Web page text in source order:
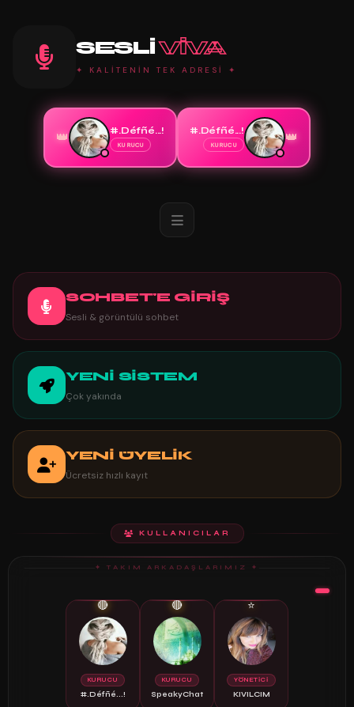
SESLIVIVA
✦ KALİTENİN TEK ADRESİ ✦
👑 #.Défñé...!
KURUCU 👑
#.Défñé...!
KURUCU
SOHBET'E GİRİŞ
Sesli & görüntülü sohbet
YENİ SİSTEM
Çok yakında
YENİ ÜYELİK
Ücretsiz hızlı kayıt
KULLANICILAR
✦ TAKIM ARKADAŞLARIMIZ ✦
🔴
KURUCU
#.Défñé...!
🔴
KURUCU
SpeakyChat
⭐
YÖNETİCİ
KIVILCIM